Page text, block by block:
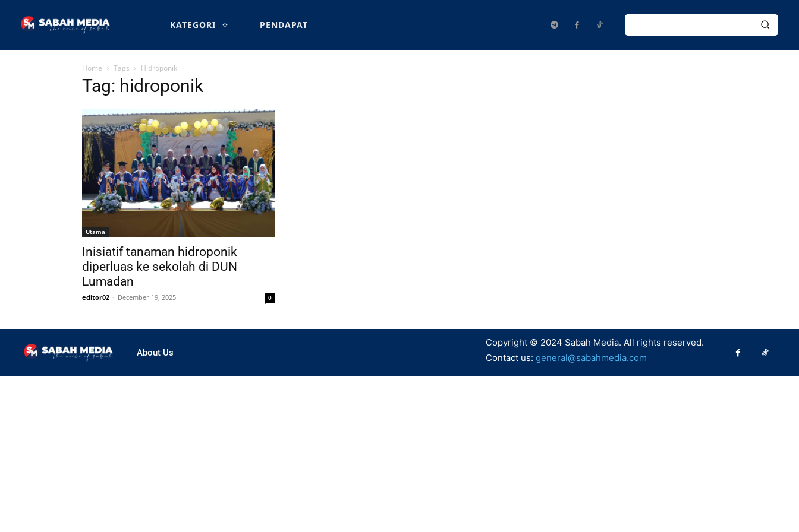
KATEGORI PENDAPAT
Home Tags Hidroponik
Tag: hidroponik
Utama
Inisiatif tanaman hidroponik
diperluas ke sekolah di DUN
Lumadan
editor02 - December 19, 2025 0
About Us
Copyright © 2024 Sabah Media. All rights reserved.
Contact us: general@sabahmedia.com